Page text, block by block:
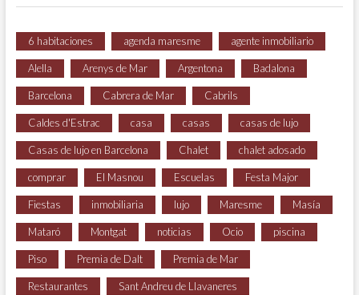
6 habitaciones agenda maresme agente inmobiliario
Alella Arenys de Mar Argentona Badalona
Barcelona Cabrera de Mar Cabrils
Caldes d'Estrac casa casas casas de lujo
Casas de lujo en Barcelona Chalet chalet adosado
comprar El Masnou Escuelas Festa Major
Fiestas inmobiliaria lujo Maresme Masía
Mataró Montgat noticias Ocio piscina
Piso Premia de Dalt Premia de Mar
Restaurantes Sant Andreu de Llavaneres